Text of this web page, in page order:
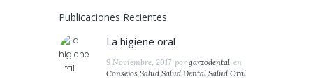
Publicaciones Recientes
La higiene oral
9 Noviembre, 2017 por garzodental en
Consejos, Salud, Salud Dental, Salud Oral